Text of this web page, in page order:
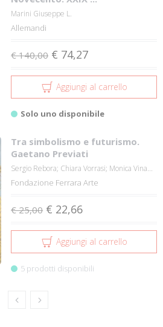
Marini Giuseppe L.
Allemandi
€ 140,00 € 74,27
Aggiungi al carrello
Solo uno disponibile
Tra simbolismo e futurismo.
Gaetano Previati
Sergio Rebora; Chiara Vorrasi; Monica Vina...
Fondazione Ferrara Arte
€ 25,00 € 22,66
Aggiungi al carrello
5 prodotti disponibili